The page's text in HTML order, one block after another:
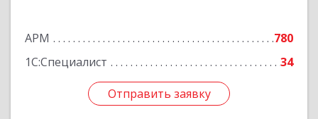
АРМ
780
1С:Специалист
34
Отправить заявку
Отправить заявку